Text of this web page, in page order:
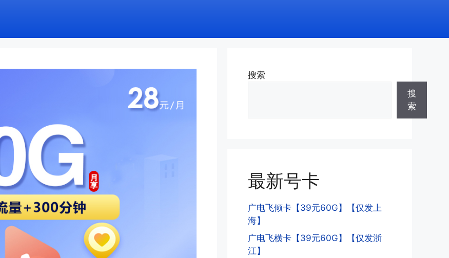
搜索
搜
索
最新号卡
广电飞倾卡【39元60G】【仅发上
海】
广电飞横卡【39元60G】【仅发浙
江】